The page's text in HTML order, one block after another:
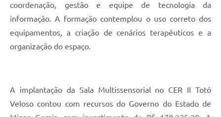
coordenação, gestão e equipe de tecnologia da
informação. A formação contemplou o uso correto dos
equipamentos, a criação de cenários terapêuticos e a
organização do espaço.
A implantação da Sala Multissensorial no CER II Totó
Veloso contou com recursos do Governo do Estado de